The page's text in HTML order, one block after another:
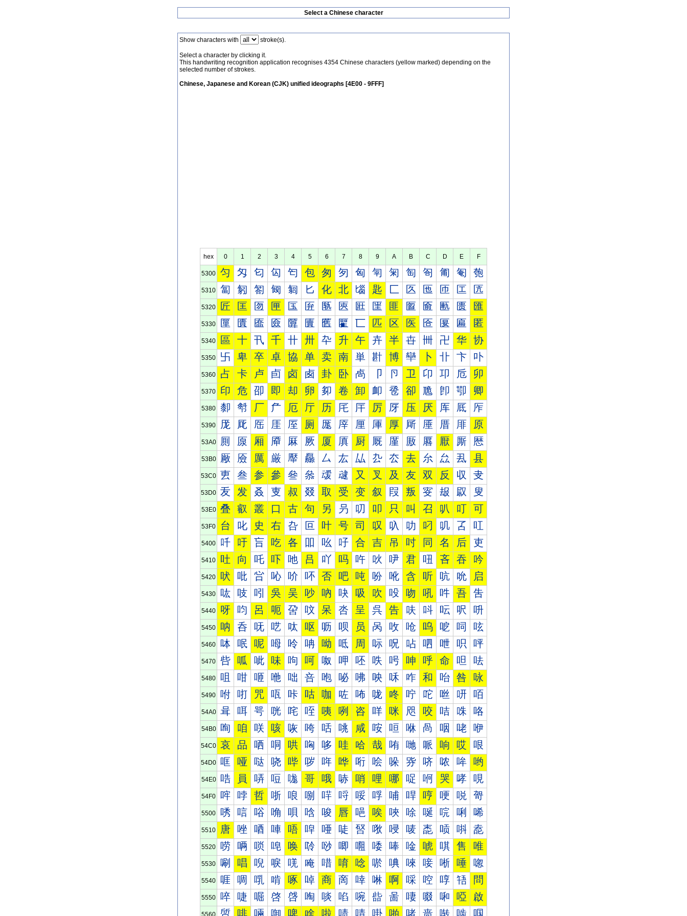
Select a Chinese character
Show characters with stroke(s).
Select a character by clicking it.
This handwriting recognition application recognises 4354 Chinese characters (yellow marked) depending on the
selected number of strokes.
Chinese, Japanese and Korean (CJK) unified ideographs [4E00 - 9FFF]
hex 0 1 2 3 4 5 6 7 8 9 A B C D E F
5300 匀 匁 匂 匃 匄 包 匆 匇 匈 匉 匊 匋 匌 匍 匎 匏
5310 匐 匑 匒 匓 匔 匕 化 北 匘 匙 匚 匛 匜 匝 匞 匟
5320 匠 匡 匢 匣 匤 匥 匦 匧 匨 匩 匪 匫 匬 匭 匮 匯
5330 匰 匱 匲 匳 匴 匵 匶 匷 匸 匹 区 医 匼 匽 匾 匿
5340 區 十 卂 千 卄 卅 卆 升 午 卉 半 卋 卌 卍 华 协
5350 卐 卑 卒 卓 協 单 卖 南 単 卙 博 卛 卜 卝 卞 卟
5360 占 卡 卢 卣 卤 卥 卦 卧 卨 卩 卪 卫 卬 卭 卮 卯
5370 印 危 卲 即 却 卵 卶 卷 卸 卹 卺 卻 卼 卽 卾 卿
5380 厀 厁 厂 厃 厄 厅 历 厇 厈 厉 厊 压 厌 厍 厎 厏
5390 厐 厑 厒 厓 厔 厕 厖 厗 厘 厙 厚 厛 厜 厝 厞 原
53A0 厠 厡 厢 厣 厤 厥 厦 厧 厨 厩 厪 厫 厬 厭 厮 厯
53B0 厰 厱 厲 厳 厴 厵 厶 厷 厸 厹 厺 去 厼 厽 厾 县
53C0 叀 叁 参 參 叄 叅 叆 叇 又 叉 及 友 双 反 収 叏
53D0 叐 发 叒 叓 叔 叕 取 受 变 叙 叚 叛 叜 叝 叞 叟
53E0 叠 叡 叢 口 古 句 另 叧 叨 叩 只 叫 召 叭 叮 可
53F0 台 叱 史 右 叴 叵 叶 号 司 叹 叺 叻 叼 叽 叾 叿
5400 吀 吁 吂 吃 各 吅 吆 吇 合 吉 吊 吋 同 名 后 吏
5410 吐 向 吒 吓 吔 吕 吖 吗 吘 吙 吚 君 吜 吝 吞 吟
5420 吠 吡 吢 吣 吤 吥 否 吧 吨 吩 吪 含 听 吭 吮 启
5430 吰 吱 吲 吳 吴 吵 吶 吷 吸 吹 吺 吻 吼 吽 吾 吿
5440 呀 呁 呂 呃 呄 呅 呆 呇 呈 呉 告 呋 呌 呍 呎 呏
5450 呐 呑 呒 呓 呔 呕 呖 呗 员 呙 呚 呛 呜 呝 呞 呟
5460 呠 呡 呢 呣 呤 呥 呦 呧 周 呩 呪 呫 呬 呭 呮 呯
5470 呰 呱 呲 味 呴 呵 呶 呷 呸 呹 呺 呻 呼 命 呾 呿
5480 咀 咁 咂 咃 咄 咅 咆 咇 咈 咉 咊 咋 和 咍 咎 咏
5490 咐 咑 咒 咓 咔 咕 咖 咗 咘 咙 咚 咛 咜 咝 咞 咟
54A0 咠 咡 咢 咣 咤 咥 咦 咧 咨 咩 咪 咫 咬 咭 咮 咯
54B0 咰 咱 咲 咳 咴 咵 咶 咷 咸 咹 咺 咻 咼 咽 咾 咿
54C0 哀 品 哂 哃 哄 哅 哆 哇 哈 哉 哊 哋 哌 响 哎 哏
54D0 哐 哑 哒 哓 哔 哕 哖 哗 哘 哙 哚 哛 哜 哝 哞 哟
54E0 哠 員 哢 哣 哤 哥 哦 哧 哨 哩 哪 哫 哬 哭 哮 哯
54F0 哰 哱 哲 哳 哴 哵 哶 哷 哸 哹 哺 哻 哼 哽 哾 哿
5500 唀 唁 唂 唃 唄 唅 唆 唇 唈 唉 唊 唋 唌 唍 唎 唏
5510 唐 唑 唒 唓 唔 唕 唖 唗 唘 唙 唚 唛 唜 唝 唞 唟
5520 唠 唡 唢 唣 唤 唥 唦 唧 唨 唩 唪 唫 唬 唭 售 唯
5530 唰 唱 唲 唳 唴 唵 唶 唷 唸 唹 唺 唻 唼 唽 唾 唿
5540 啀 啁 啂 啃 啄 啅 商 啇 啈 啉 啊 啋 啌 啍 啎 問
5550 啐 啑 啒 啓 啔 啕 啖 啗 啘 啙 啚 啛 啜 啝 啞 啟
5560 啠 啡 啢 啣 啤 啥 啦 啧 啨 啩 啪 啫 啬 啭 啮 啯